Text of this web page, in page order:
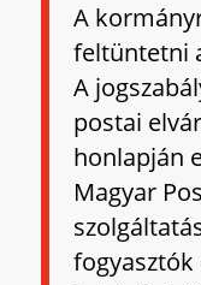
A
feltüntetni
A
postai
honlapján
Magyar
fogyasztók